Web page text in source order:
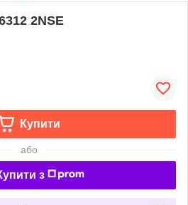
2NSE
Купити
або
з